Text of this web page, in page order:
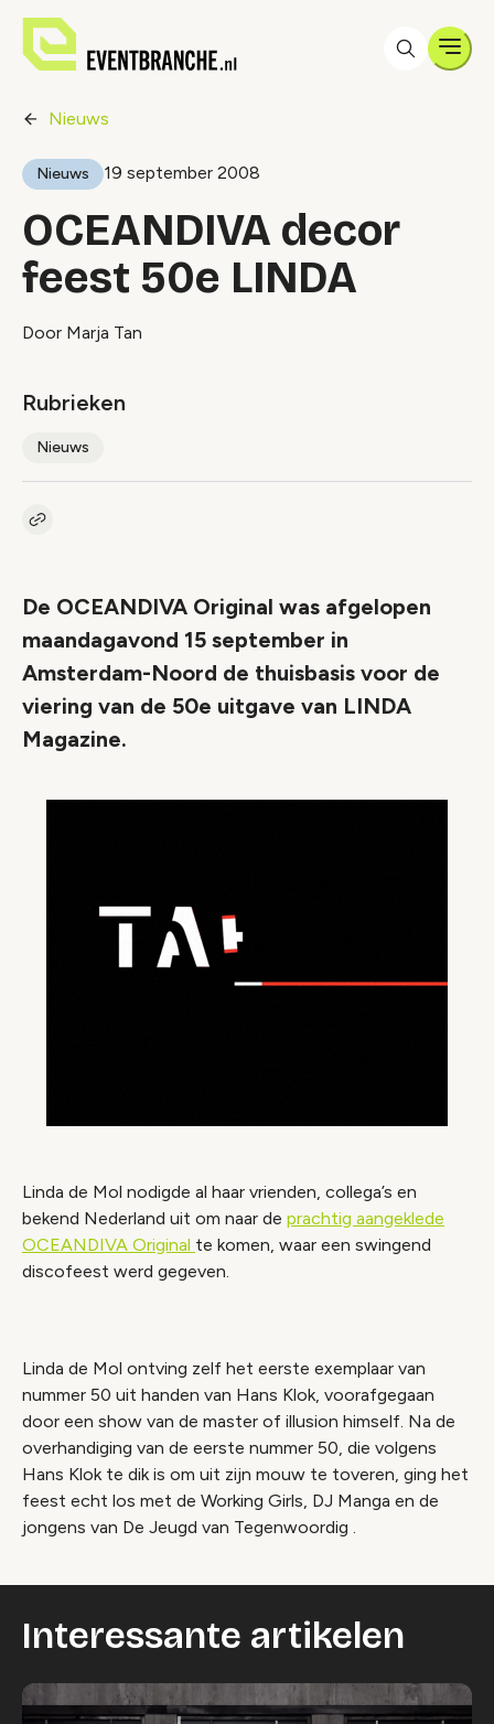
Nieuws
Nieuws 19 september 2008
OCEANDIVA decor
feest 50e LINDA
Door Marja Tan
Rubrieken
Nieuws
Kopieer link naar artikel
De OCEANDIVA Original was afgelopen
maandagavond 15 september in
Amsterdam-Noord de thuisbasis voor de
viering van de 50e uitgave van LINDA
Magazine.
Linda de Mol nodigde al haar vrienden, collega’s en
bekend Nederland uit om naar de prachtig aangeklede
OCEANDIVA Original te komen, waar een swingend
discofeest werd gegeven.
Linda de Mol ontving zelf het eerste exemplaar van
nummer 50 uit handen van Hans Klok, voorafgegaan
door een show van de master of illusion himself. Na de
overhandiging van de eerste nummer 50, die volgens
Hans Klok te dik is om uit zijn mouw te toveren, ging het
feest echt los met de Working Girls, DJ Manga en de
jongens van De Jeugd van Tegenwoordig .
Interessante artikelen